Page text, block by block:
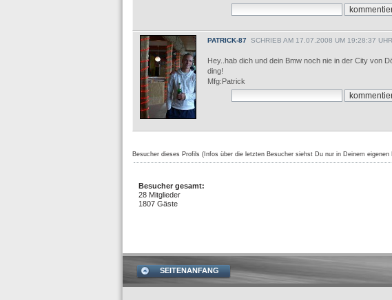
PATRICK-87 SCHRIEB AM 17.07.2008 UM 19:28:37 UHR
Hey..hab dich und dein Bmw noch nie in der City von
ding!
Mfg:Patrick
Besucher dieses Profils (Infos über die letzten Besucher siehst Du nur in Deinem eigenen
Besucher gesamt:
28 Mitglieder
1807 Gäste
SEITENANFANG